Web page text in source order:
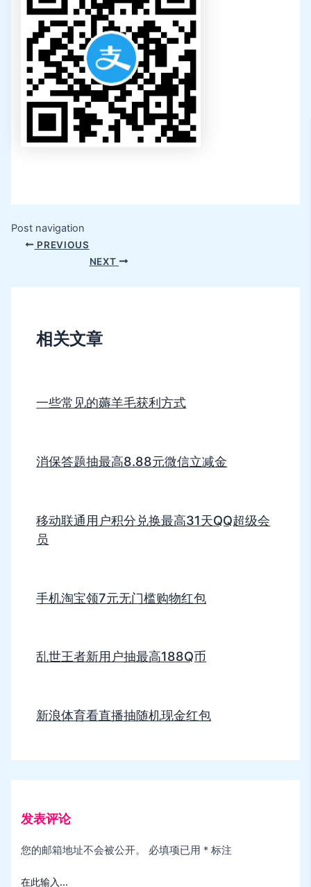
Post navigation
PREVIOUS
NEXT
相关文章
一些常见的薅羊毛获利方式
消保答题抽最高8.88元微信立减金
移动联通用户积分兑换最高31天QQ超级会
员
手机淘宝领7元无门槛购物红包
乱世王者新用户抽最高188Q币
新浪体育看直播抽随机现金红包
发表评论
您的邮箱地址不会被公开。 必填项已用 * 标注
在此输入...